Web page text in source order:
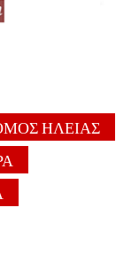
ΗΛΕΙΑΣ